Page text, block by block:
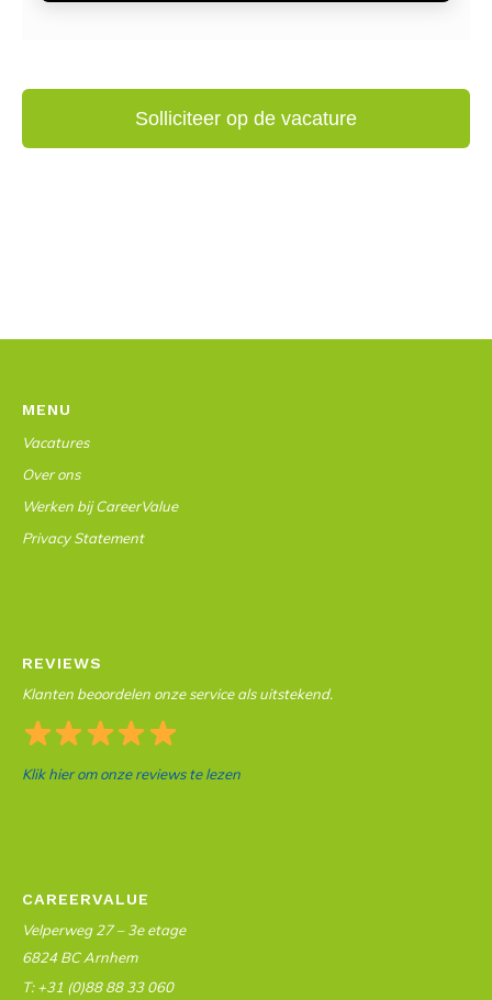
MENU
Vacatures
Over ons
Werken bij CareerValue
Privacy Statement
REVIEWS
Klanten beoordelen onze service als uitstekend.
Klik hier om onze reviews te lezen
CAREERVALUE
Velperweg 27 – 3e etage
6824 BC Arnhem
T: +31 (0)88 88 33 060